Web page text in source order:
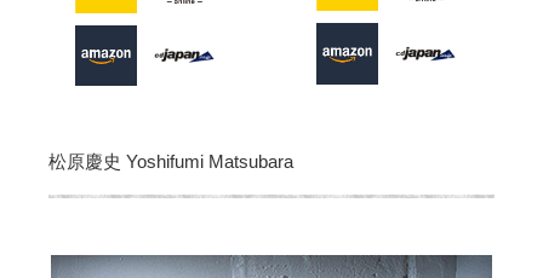
松原慶史 Yoshifumi Matsubara